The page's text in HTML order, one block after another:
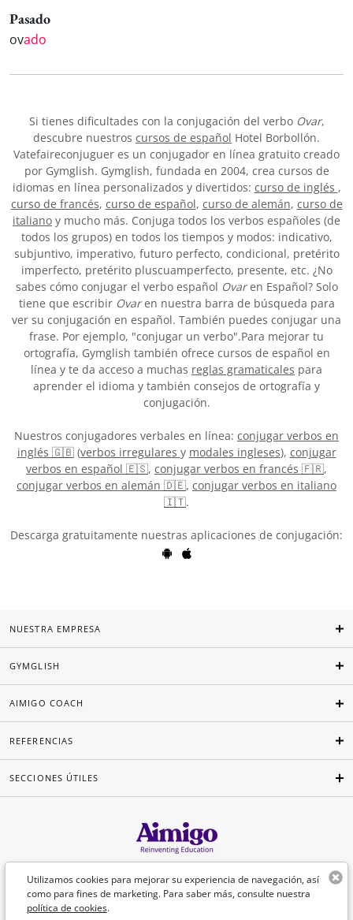
Pasado
ovado
Si tienes dificultades con la conjugación del verbo Ovar,
descubre nuestros cursos de español Hotel Borbollón.
Vatefaireconjuguer es un conjugador en línea gratuito creado
por Gymglish. Gymglish, fundada en 2004, crea cursos de
idiomas en línea personalizados y divertidos: curso de inglés ,
curso de francés, curso de español, curso de alemán, curso de
italiano y mucho más. Conjuga todos los verbos españoles (de
todos los grupos) en todos los tiempos y modos: indicativo,
subjuntivo, imperativo, futuro perfecto, condicional, pretérito
imperfecto, pretérito pluscuamperfecto, presente, etc. ¿No
sabes cómo conjugar el verbo español Ovaren Español? Solo
tiene que escribir Ovaren nuestra barra de búsqueda para
ver su conjugación en español. También puedes conjugar una
frase. Por ejemplo, "conjugar un verbo".Para mejorar tu
ortografía, Gymglish también ofrece cursos de español en
línea y te da acceso a muchas reglas gramaticales para
aprender el idioma y también consejos de ortografía y
conjugación.
Nuestros conjugadores verbales en línea: conjugar verbos en
inglés 🇬🇧(verbos irregulares y modales ingleses), conjugar
verbos en español 🇪🇸, conjugar verbos en francés 🇫🇷,
conjugar verbos en alemán 🇩🇪, conjugar verbos en italiano
🇮🇹.
Descarga gratuitamente nuestras aplicaciones de conjugación:
Utilizamos cookies para mejorar su experiencia de navegación, así
como para fines de marketing. Para saber más, consulte nuestra
política de cookies.
NUESTRA EMPRESA
GYMGLISH
AIMIGO COACH
REFERENCIAS
SECCIONES ÚTILES
Español